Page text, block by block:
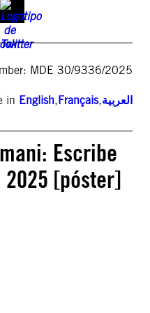
MDE 30/9336/2025
in English,Français,العربية
Escribe
[póster]